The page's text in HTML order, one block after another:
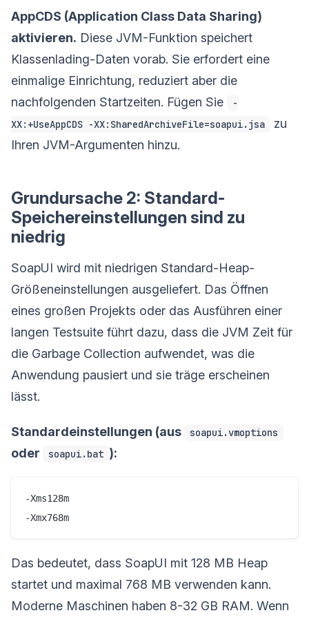
AppCDS (Application Class Data Sharing)
aktivieren. Diese JVM-Funktion speichert
Klassenlading-Daten vorab. Sie erfordert eine
einmalige Einrichtung, reduziert aber die
nachfolgenden Startzeiten. Fügen Sie
-
XX:+UseAppCDS -XX:SharedArchiveFile=soapui.jsa
zu
Ihren JVM-Argumenten hinzu.
Grundursache 2: Standard-
Speichereinstellungen sind zu
niedrig
SoapUI wird mit niedrigen Standard-Heap-
Größeneinstellungen ausgeliefert. Das Öffnen
eines großen Projekts oder das Ausführen einer
langen Testsuite führt dazu, dass die JVM Zeit für
die Garbage Collection aufwendet, was die
Anwendung pausiert und sie träge erscheinen
lässt.
Standardeinstellungen (aus soapui.vmoptions
oder soapui.bat ):
-Xms128m
Das bedeutet, dass SoapUI mit 128 MB Heap
startet und maximal 768 MB verwenden kann.
Moderne Maschinen haben 8-32 GB RAM. Wenn